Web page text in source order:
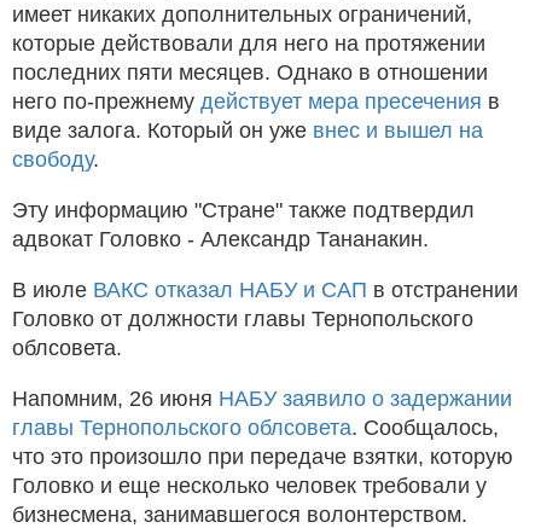
имеет никаких дополнительных ограничений,
которые действовали для него на протяжении
последних пяти месяцев. Однако в отношении
него по-прежнему действует мера пресечения в
виде залога. Который он уже внес и вышел на
свободу.
Эту информацию "Стране" также подтвердил
адвокат Головко - Александр Тананакин.
В июле ВАКС отказал НАБУ и САП в отстранении
Головко от должности главы Тернопольского
облсовета.
Напомним, 26 июня НАБУ заявило о задержании
главы Тернопольского облсовета. Сообщалось,
что это произошло при передаче взятки, которую
Головко и еще несколько человек требовали у
бизнесмена, занимавшегося волонтерством.